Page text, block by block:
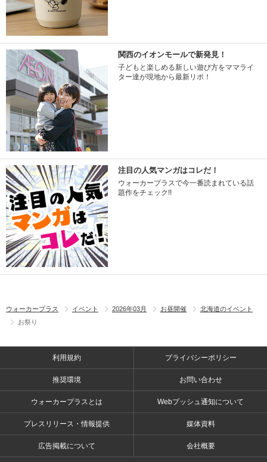
関西のイオンモールで新発見！
子どもと楽しめる新しい遊び方をママライ
ター達が現地から最新リポ！
注目の人気マンガはコレだ！
ウォーカープラスで今一番読まれている話
題作をチェック!!
ウォーカープラス イベント 2026年03月 お昼開催
北海道のイベント
お祭り
利用規約 プライバシーポリシー
推奨環境 お問い合わせ
ウォーカープラスとは Webプッシュ通知について
プレスリリース・情報提供 媒体資料
広告掲載について 会社概要